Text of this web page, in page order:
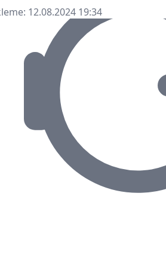
12.08.2024 19:34